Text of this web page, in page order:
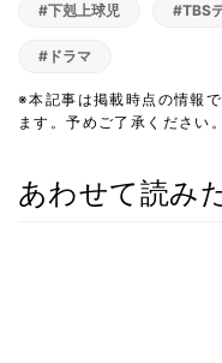
#下剋上球児 #TBS
#ドラマ
※本記事は掲載時点の情報
ます。予めご了承ください。
あわせて読み